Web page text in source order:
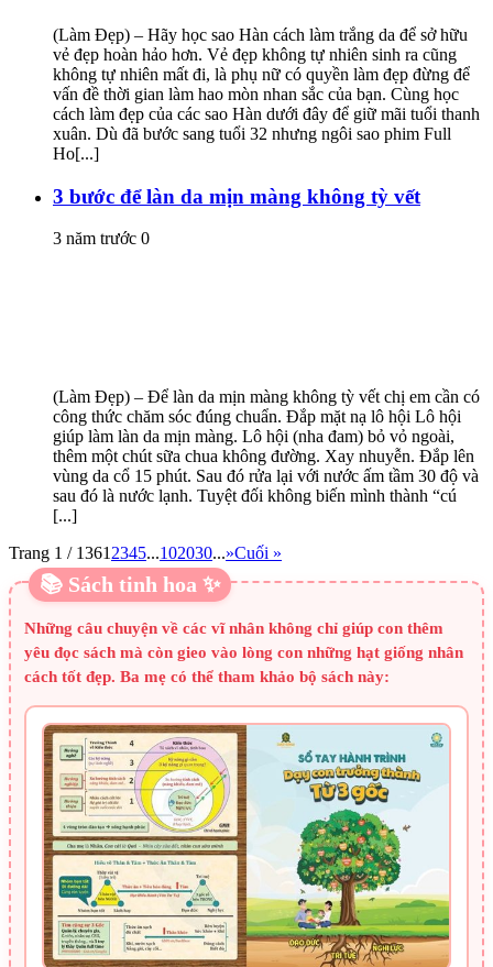
(Làm Đẹp) – Hãy học sao Hàn cách làm trắng da để sở hữu
vẻ đẹp hoàn hảo hơn. Vẻ đẹp không tự nhiên sinh ra cũng
không tự nhiên mất đi, là phụ nữ có quyền làm đẹp đừng để
vấn đề thời gian làm hao mòn nhan sắc của bạn. Cùng học
cách làm đẹp của các sao Hàn dưới đây để giữ mãi tuổi thanh
xuân. Dù đã bước sang tuổi 32 nhưng ngôi sao phim Full
Ho[...]
3 bước để làn da mịn màng không tỳ vết
3 năm trước 0
(Làm Đẹp) – Để làn da mịn màng không tỳ vết chị em cần có
công thức chăm sóc đúng chuẩn. Đắp mặt nạ lô hội Lô hội
giúp làm làn da mịn màng. Lô hội (nha đam) bỏ vỏ ngoài,
thêm một chút sữa chua không đường. Xay nhuyễn. Đắp lên
vùng da cổ 15 phút. Sau đó rửa lại với nước ấm tầm 30 độ và
sau đó là nước lạnh. Tuyệt đối không biến mình thành “cú
[...]
Trang 1 / 13612345...102030...»Cuối »
📚 Sách tinh hoa ✨
Những câu chuyện về các vĩ nhân không chỉ giúp con thêm
yêu đọc sách mà còn gieo vào lòng con những hạt giống nhân
cách tốt đẹp. Ba mẹ có thể tham khảo bộ sách này: